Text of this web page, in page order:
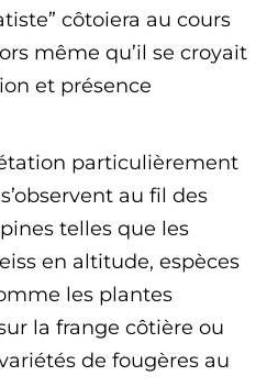
côtoiera au cours
même qu’il se croyait
et présence
particulièrement
au fil des
telles que les
en altitude, espèces
les plantes
la frange côtière ou
de fougères au